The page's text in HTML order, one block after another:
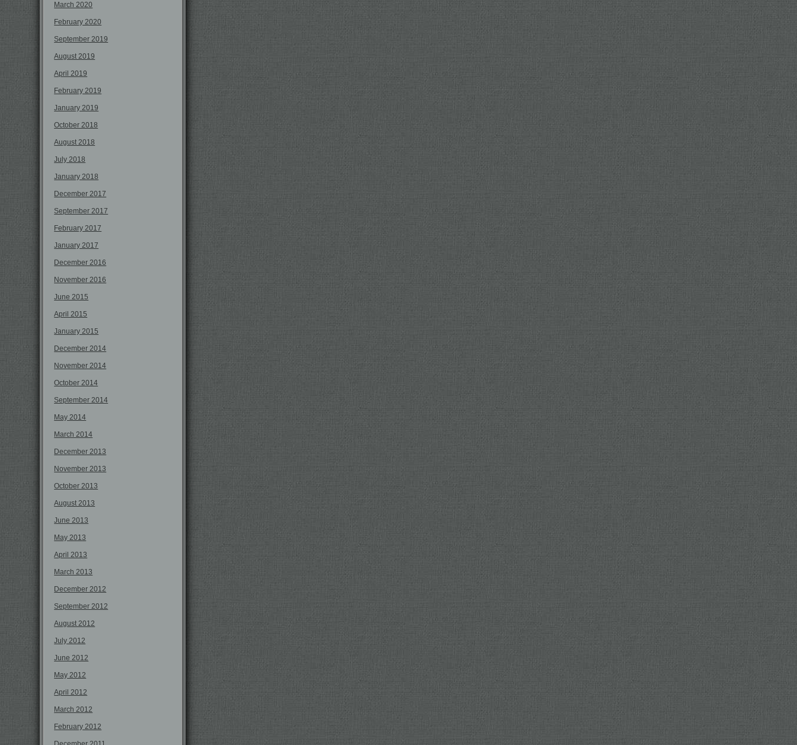
March 2020
February 2020
September 2019
August 2019
April 2019
February 2019
January 2019
October 2018
August 2018
July 2018
January 2018
December 2017
September 2017
February 2017
January 2017
December 2016
November 2016
June 2015
April 2015
January 2015
December 2014
November 2014
October 2014
September 2014
May 2014
March 2014
December 2013
November 2013
October 2013
August 2013
June 2013
May 2013
April 2013
March 2013
December 2012
September 2012
August 2012
July 2012
June 2012
May 2012
April 2012
March 2012
February 2012